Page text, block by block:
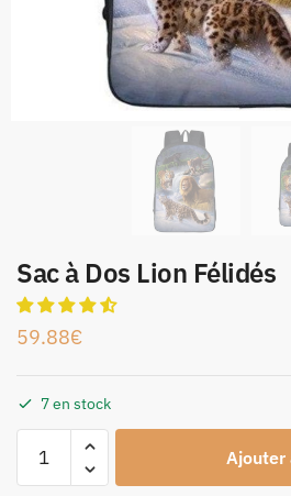
Sac à Dos Lion Félidés
59.88€
7 en stock
Ajouter